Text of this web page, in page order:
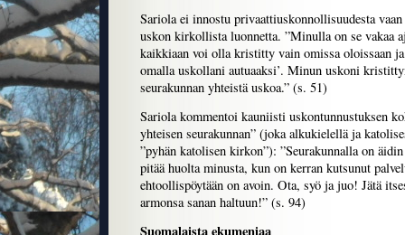
Sariola ei innostu privaattiuskonnollisuudesta
uskon kirkollista luonnetta. ”Minulla on se vakaa
kaikkiaan voi olla kristitty vain omissa oloissaan
omalla uskollani autuaaksi’. Minun uskoni
seurakunnan yhteistä uskoa.” (s. 51)
Sariola kommentoi kauniisti uskontunnustuksen
yhteisen seurakunnan” (joka alkukielellä ja
”pyhän katolisen kirkon”): ”Seurakunnalla on
pitää huolta minusta, kun on kerran kutsunut
ehtoollispöytään on avoin. Ota, syö ja juo! Jätä
armonsa sanan haltuun!” (s. 94)
Suomalaista ekumeniaa